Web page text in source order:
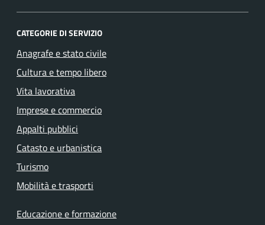
CATEGORIE DI SERVIZIO
Anagrafe e stato civile
Cultura e tempo libero
Vita lavorativa
Imprese e commercio
Appalti pubblici
Catasto e urbanistica
Turismo
Mobilità e trasporti
Educazione e formazione